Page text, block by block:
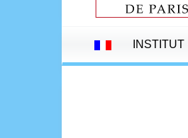
INSTITUT